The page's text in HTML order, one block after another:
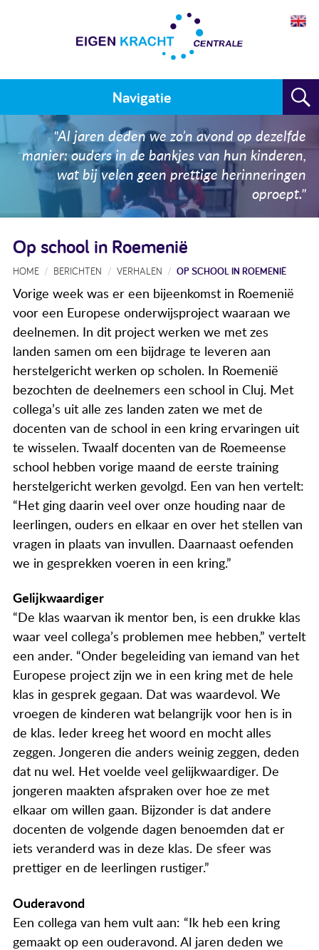
Navigatie
Home
Plan maken
Training
Meedoen
Actueel
Contact
"Al jaren deden we zo’n avond op dezelfde
manier: ouders in de bankjes van hun kinderen,
wat bij velen geen prettige herinneringen
oproept."
Op school in Roemenië
HOME BERICHTEN VERHALEN OP SCHOOL IN ROEMENIË
Vorige week was er een bijeenkomst in Roemenië
voor een Europese onderwijsproject waaraan we
deelnemen. In dit project werken we met zes
landen samen om een bijdrage te leveren aan
herstelgericht werken op scholen. In Roemenië
bezochten de deelnemers een school in Cluj. Met
collega’s uit alle zes landen zaten we met de
docenten van de school in een kring ervaringen uit
te wisselen. Twaalf docenten van de Roemeense
school hebben vorige maand de eerste training
herstelgericht werken gevolgd. Een van hen vertelt:
“Het ging daarin veel over onze houding naar de
leerlingen, ouders en elkaar en over het stellen van
vragen in plaats van invullen. Daarnaast oefenden
we in gesprekken voeren in een kring.”
Gelijkwaardiger
“De klas waarvan ik mentor ben, is een drukke klas
waar veel collega’s problemen mee hebben,” vertelt
een ander. “Onder begeleiding van iemand van het
Europese project zijn we in een kring met de hele
klas in gesprek gegaan. Dat was waardevol. We
vroegen de kinderen wat belangrijk voor hen is in
de klas. Ieder kreeg het woord en mocht alles
zeggen. Jongeren die anders weinig zeggen, deden
dat nu wel. Het voelde veel gelijkwaardiger. De
jongeren maakten afspraken over hoe ze met
elkaar om willen gaan. Bijzonder is dat andere
docenten de volgende dagen benoemden dat er
iets veranderd was in deze klas. De sfeer was
prettiger en de leerlingen rustiger.”
Ouderavond
Een collega van hem vult aan: “Ik heb een kring
gemaakt op een ouderavond. Al jaren deden we